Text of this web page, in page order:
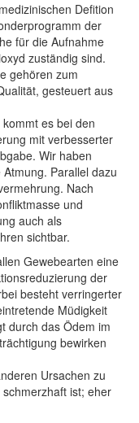
Defition
der
für die Aufnahme
zuständig sind.
gehören zum
gesteuert aus
es bei den
mit verbesserter
Wir haben
Parallel dazu
Nach
und
auch als
sichtbar.
Gewebearten eine
der
besteht verringerter
Müdigkeit
durch das Ödem im
bewirken
Ursachen zu
ist; eher